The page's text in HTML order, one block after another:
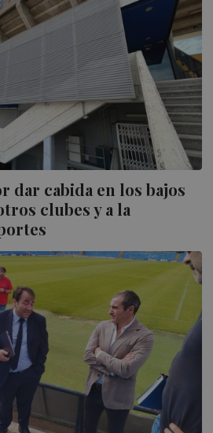
dar cabida en los bajos
clubes y a la